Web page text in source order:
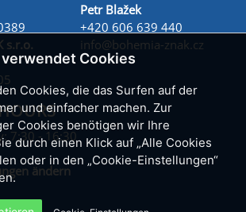
Cookies
Cookies, die das Surfen auf der
und einfacher machen. Zur
Cookies benötigen wir Ihre
durch einen Klick auf „Alle Cookies
oder in den „Cookie-Einstellungen“
s.r.o.
Petr Blažek
+420 606 639 440
info@bohemia-znak.cz
7:30 - 16:30
ändern